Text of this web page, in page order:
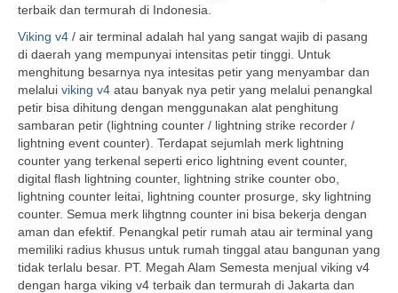
terbaik dan termurah di Indonesia.
Viking v4 / air terminal adalah hal yang sangat wajib di pasang
di daerah yang mempunyai intensitas petir tinggi. Untuk
menghitung besarnya nya intesitas petir yang menyambar dan
melalui viking v4 atau banyak nya petir yang melalui penangkal
petir bisa dihitung dengan menggunakan alat penghitung
sambaran petir (lightning counter / lightning strike recorder /
lightning event counter). Terdapat sejumlah merk lightning
counter yang terkenal seperti erico lightning event counter,
digital flash lightning counter, lightning strike counter obo,
lightning counter leitai, lightning counter prosurge, sky lightning
counter. Semua merk lihgtnng counter ini bisa bekerja dengan
aman dan efektif. Penangkal petir rumah atau air terminal yang
memiliki radius khusus untuk rumah tinggal atau bangunan yang
tidak terlalu besar. PT. Megah Alam Semesta menjual viking v4
dengan harga viking v4 terbaik dan termurah di Jakarta dan